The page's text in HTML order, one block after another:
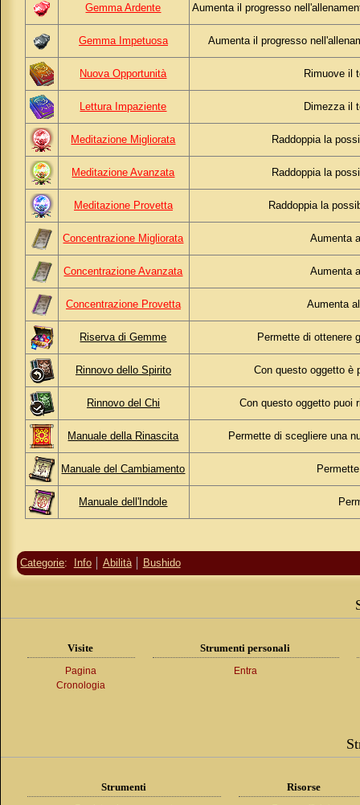
Gemma Ardente Aumenta il progresso
Gemma Impetuosa Aumenta il progresso
Nuova Opportunità Rimuove il
Lettura Impaziente Dimezza il
Meditazione Migliorata Raddoppia la
Meditazione Avanzata Raddoppia la
Meditazione Provetta Raddoppia la
Concentrazione Migliorata Aumenta
Concentrazione Avanzata Aumenta
Concentrazione Provetta Aumenta
Riserva di Gemme Permette di ottenere
Rinnovo dello Spirito Con questo oggetto è
Rinnovo del Chi Con questo oggetto puoi
Manuale della Rinascita Permette di scegliere una
Manuale del Cambiamento
Manuale dell'Indole
Categorie: Info Abilità Bushido
Visite
Pagina
Cronologia
Strumenti personali
Entra
Strumenti Risorse